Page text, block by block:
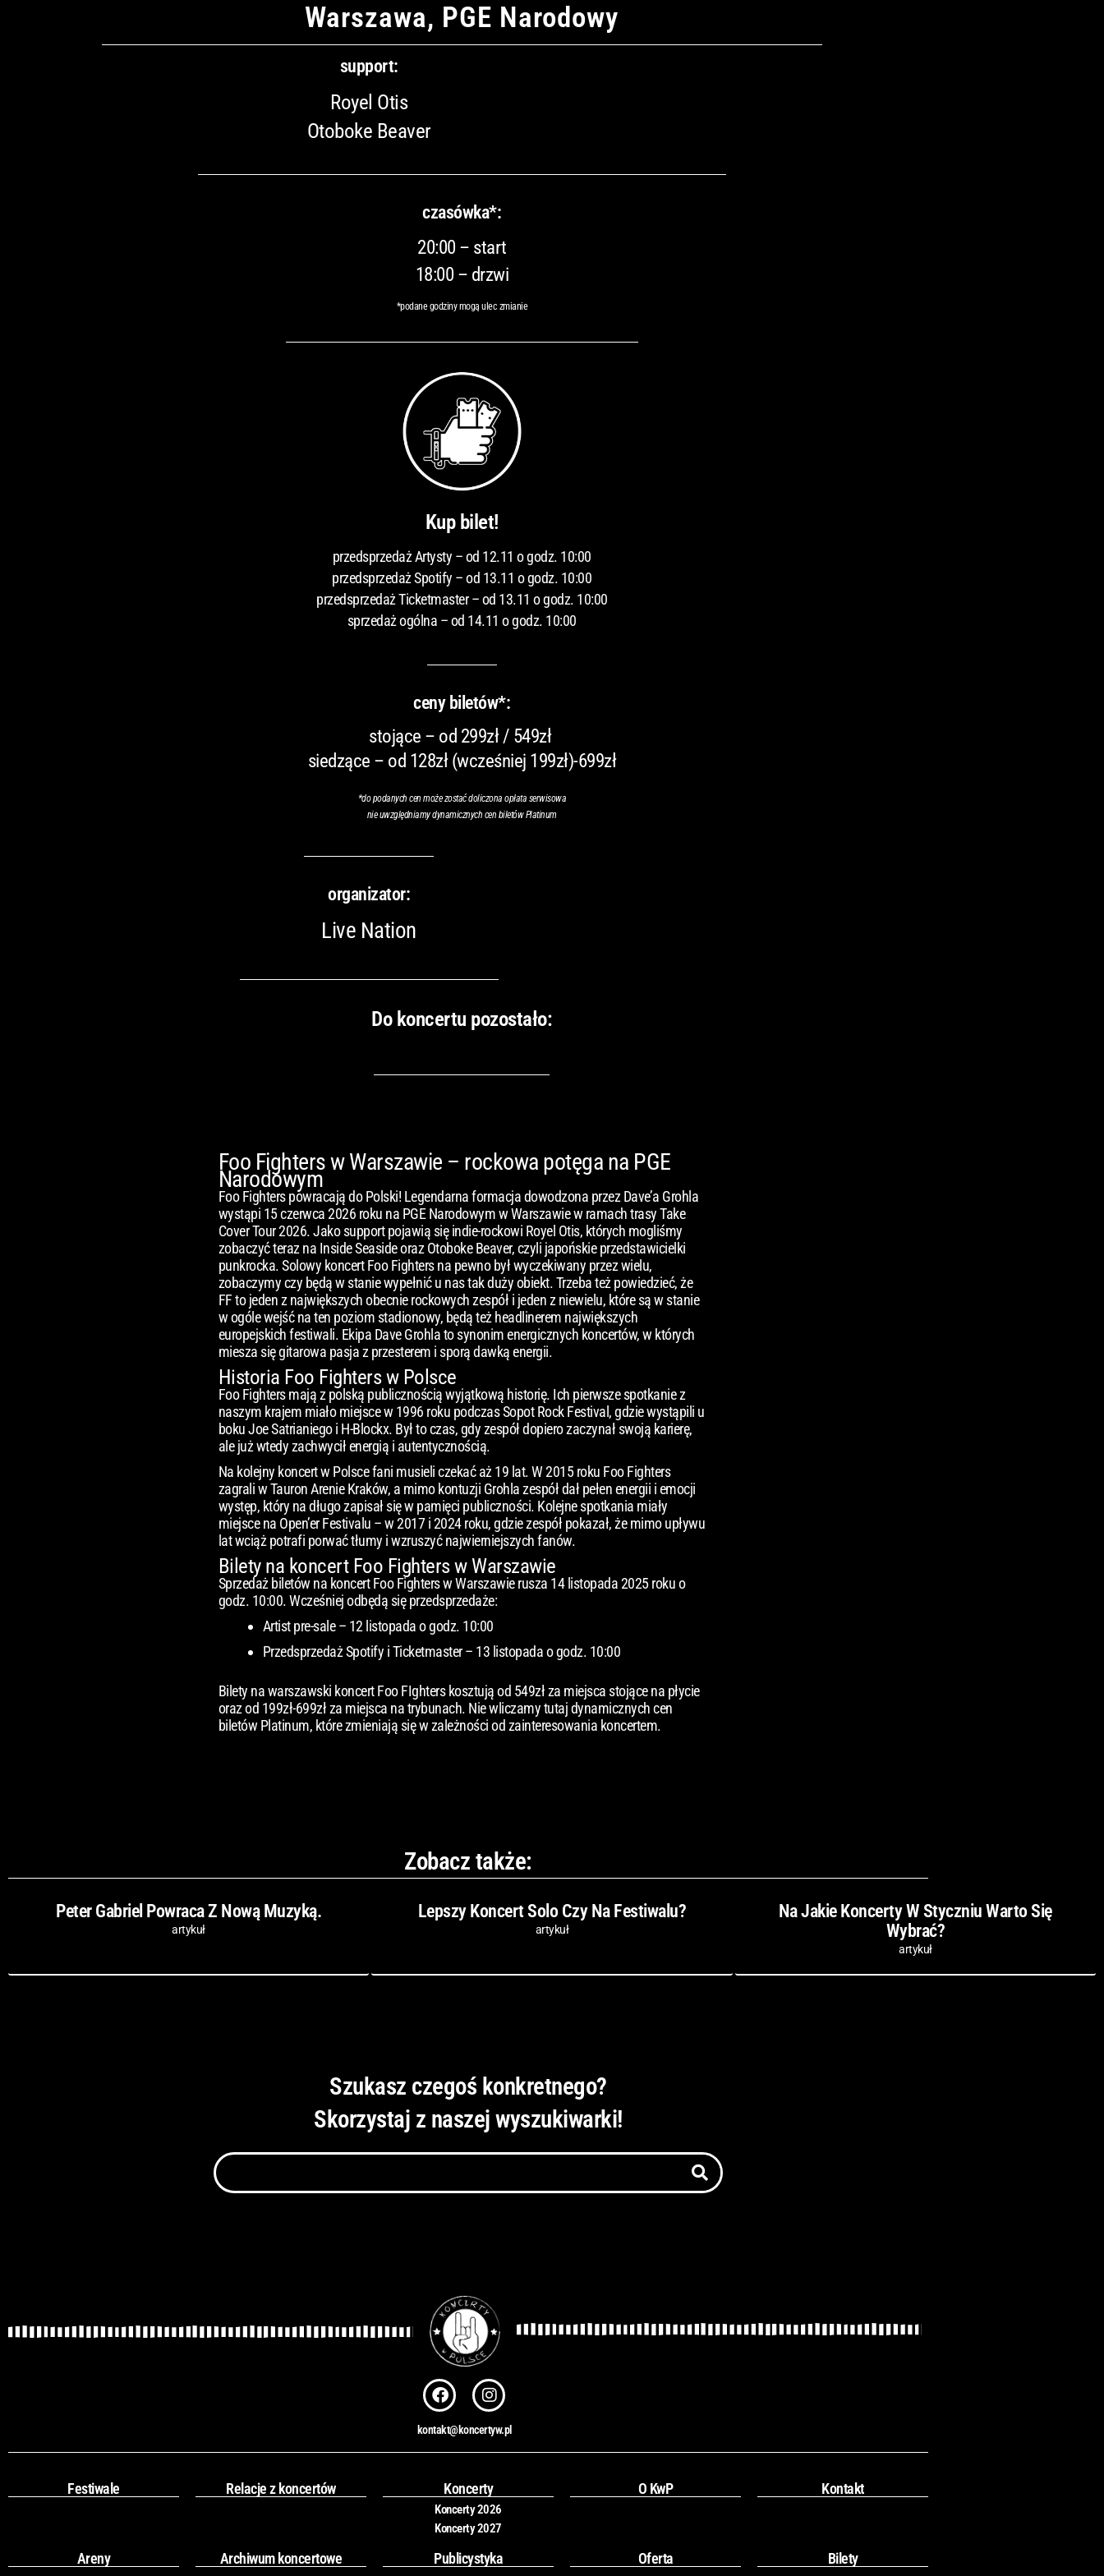
Warszawa, PGE Narodowy
support:
Royel Otis
Otoboke Beaver
czasówka*:
20:00 – start
18:00 – drzwi
*podane godziny mogą ulec zmianie
Kup bilet!
przedsprzedaż Artysty – od 12.11 o godz. 10:00
przedsprzedaż Spotify – od 13.11 o godz. 10:00
przedsprzedaż Ticketmaster – od 13.11 o godz. 10:00
sprzedaż ogólna – od 14.11 o godz. 10:00
ceny biletów*:
stojące – od 299zł / 549zł
siedzące – od 128zł (wcześniej 199zł)-699zł
*do podanych cen może zostać doliczona opłata serwisowa
nie uwzględniamy dynamicznych cen biletów Platinum
organizator:
Live Nation
Do koncertu pozostało:
Foo Fighters w Warszawie – rockowa potęga na PGE
Narodowym
Foo Fighters powracają do Polski! Legendarna formacja dowodzona przez Dave’a Grohla
wystąpi 15 czerwca 2026 roku na PGE Narodowym w Warszawie w ramach trasy Take
Cover Tour 2026. Jako support pojawią się indie-rockowi Royel Otis, których mogliśmy
zobaczyć teraz na Inside Seaside oraz Otoboke Beaver, czyli japońskie przedstawicielki
punkrocka. Solowy koncert Foo Fighters na pewno był wyczekiwany przez wielu,
zobaczymy czy będą w stanie wypełnić u nas tak duży obiekt. Trzeba też powiedzieć, że
FF to jeden z największych obecnie rockowych zespół i jeden z niewielu, które są w stanie
w ogóle wejść na ten poziom stadionowy, będą też headlinerem największych
europejskich festiwali. Ekipa Dave Grohla to synonim energicznych koncertów, w których
miesza się gitarowa pasja z przesterem i sporą dawką energii.
Historia Foo Fighters w Polsce
Foo Fighters mają z polską publicznością wyjątkową historię. Ich pierwsze spotkanie z
naszym krajem miało miejsce w 1996 roku podczas Sopot Rock Festival, gdzie wystąpili u
boku Joe Satrianiego i H-Blockx. Był to czas, gdy zespół dopiero zaczynał swoją karierę,
ale już wtedy zachwycił energią i autentycznością.
Na kolejny koncert w Polsce fani musieli czekać aż 19 lat. W 2015 roku Foo Fighters
zagrali w Tauron Arenie Kraków, a mimo kontuzji Grohla zespół dał pełen energii i emocji
występ, który na długo zapisał się w pamięci publiczności. Kolejne spotkania miały
miejsce na Open’er Festivalu – w 2017 i 2024 roku, gdzie zespół pokazał, że mimo upływu
lat wciąż potrafi porwać tłumy i wzruszyć najwierniejszych fanów.
Bilety na koncert Foo Fighters w Warszawie
Sprzedaż biletów na koncert Foo Fighters w Warszawie rusza 14 listopada 2025 roku o
godz. 10:00. Wcześniej odbędą się przedsprzedaże:
Artist pre-sale – 12 listopada o godz. 10:00
Przedsprzedaż Spotify i Ticketmaster – 13 listopada o godz. 10:00
Bilety na warszawski koncert Foo FIghters kosztują od 549zł za miejsca stojące na płycie
oraz od 199zł-699zł za miejsca na trybunach. Nie wliczamy tutaj dynamicznych cen
biletów Platinum, które zmieniają się w zależności od zainteresowania koncertem.
Zobacz także:
Peter Gabriel Powraca Z Nową Muzyką.
artykuł
Lepszy Koncert Solo Czy Na Festiwalu?
artykuł
Na Jakie Koncerty W Styczniu Warto Się
Wybrać?
artykuł
Szukasz czegoś konkretnego?
Skorzystaj z naszej wyszukiwarki!
Szukaj
F
a
e
b
o
k
I
n
t
a
r
a
m
kontakt@koncertyw.pl
Festiwale Relacje z koncertów Koncerty
Koncerty 2026
Koncerty 2027
O KwP Kontakt
Areny Archiwum koncertowe Publicystyka Oferta Bilety